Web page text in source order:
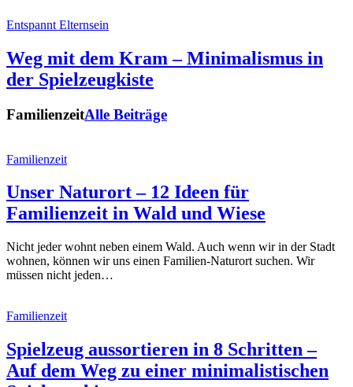
Entspannt Elternsein
Weg mit dem Kram – Minimalismus in
der Spielzeugkiste
FamilienzeitAlle Beiträge
Familienzeit
Unser Naturort – 12 Ideen für
Familienzeit in Wald und Wiese
Nicht jeder wohnt neben einem Wald. Auch wenn wir in der Stadt
wohnen, können wir uns einen Familien-Naturort suchen. Wir
müssen nicht jeden…
Familienzeit
Spielzeug aussortieren in 8 Schritten –
Auf dem Weg zu einer minimalistischen